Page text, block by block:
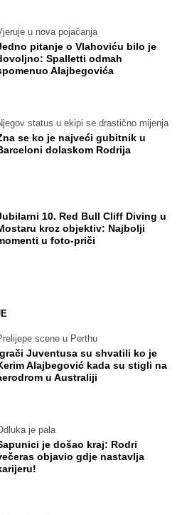
u nova pojačanja
pitanje o Vlahoviću bilo je
Spalletti odmah
Alajbegovića
status u ekipi se drastično mijenja
se ko je najveći gubitnik u
dolaskom Rodrija
10. Red Bull Cliff Diving u
kroz objektiv: Najbolji
u foto-priči
scene u Perthu
Juventusa su shvatili ko je
Alajbegović kada su stigli na
u Australiji
je pala
je došao kraj: Rodri
objavio gdje nastavlja